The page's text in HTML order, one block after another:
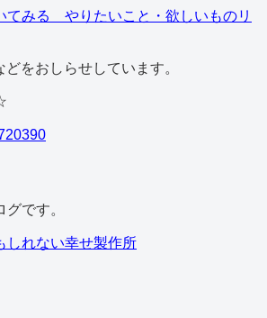
てみる やりたいこと・欲しいものリ
をおしらせしています。
です。
しれない幸せ製作所